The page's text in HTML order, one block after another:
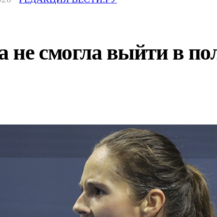
не смогла выйти в